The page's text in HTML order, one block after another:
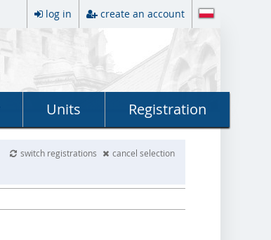
log in create an account
Units Registration
switch registrations
cancel selection